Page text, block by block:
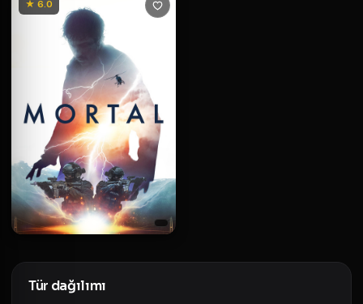
★ 6.0
Tür dağılımı